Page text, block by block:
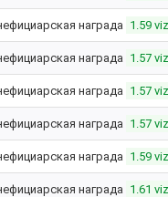
награда 1.59 viz
награда 1.57 viz
награда 1.57 viz
награда 1.57 viz
награда 1.59 viz
награда 1.61 viz